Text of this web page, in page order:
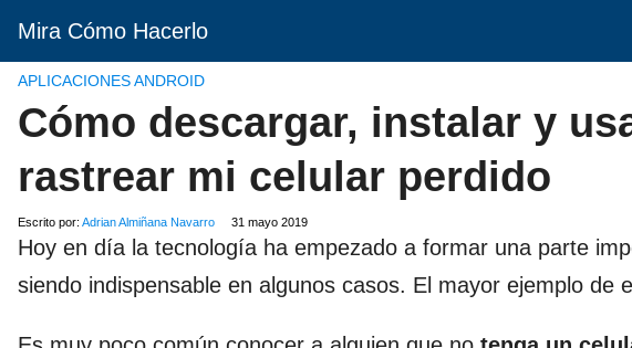
Mira Cómo Hacerlo
APLICACIONES ANDROID
Cómo descargar, instalar y
rastrear mi celular perdido
Escrito por: Adrian Almiñana Navarro 31 mayo 2019
Hoy en día la tecnología ha empezado a formar una parte
siendo indispensable en algunos casos. El mayor ejemplo de